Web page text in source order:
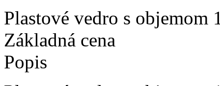
Plastové vedro s objemom
Základná cena
Popis